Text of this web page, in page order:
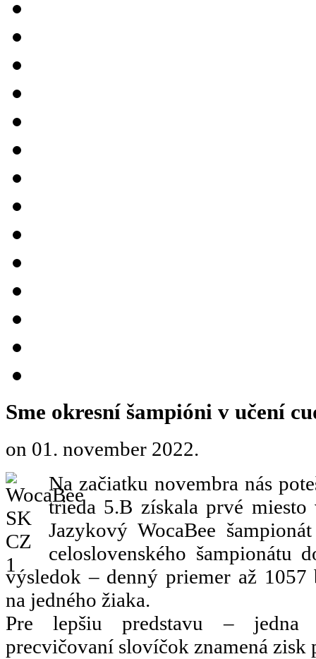
Sme okresní šampióni v učení
on 01. november 2022.
Na začiatku novembra nás
trieda 5.B získala prvé
Jazykový WocaBee
celoslovenského šampionátu
výsledok – denný priemer až 1057
na jedného žiaka.
Pre lepšiu predstavu – jedna
precvičovaní slovíčok znamená zisk